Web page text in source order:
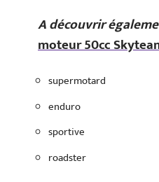
A découvrir
moteur 50cc
supermotard
enduro
sportive
roadster